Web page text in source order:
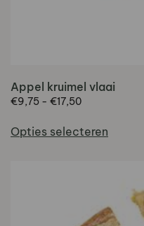
Appel kruimel vlaai
€9,75 - €17,50Prijsklasse:
tot
Opties selecterenproduct
Deze
optie